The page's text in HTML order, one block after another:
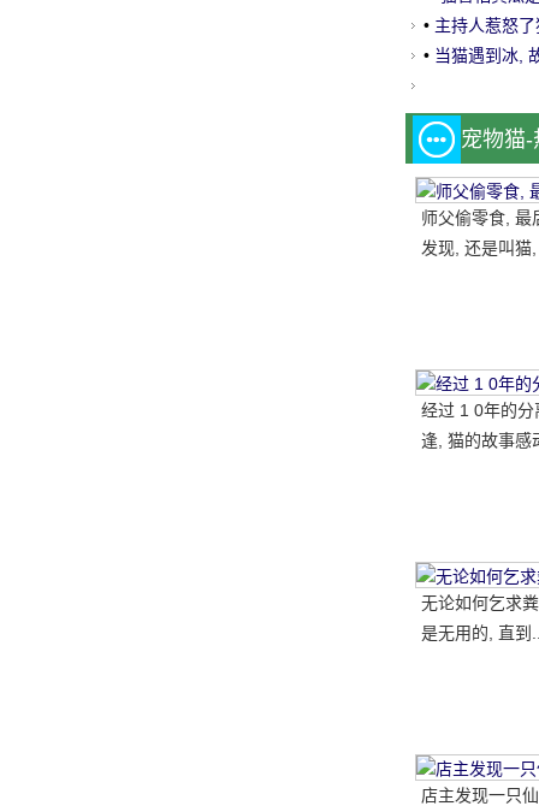
• 主持人惹怒
喷.....。
• 当猫遇到冰,
宠物猫
师父偷零食, 最
发现, 还是叫猫
经过 1 0年的分
逢, 猫的故事感
无论如何乞求
是无用的, 直到
店主发现一只